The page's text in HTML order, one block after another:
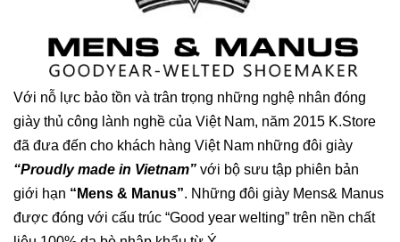
Với nỗ lực bảo tồn và trân trọng những nghệ nhân đóng
giày thủ công lành nghề của Việt Nam, năm 2015 K.Store
đã đưa đến cho khách hàng Việt Nam những đôi giày
“Proudly made in Vietnam” với bộ sưu tập phiên bản
giới hạn “Mens & Manus”. Những đôi giày Mens& Manus
được đóng với cấu trúc “Good year welting” trên nền chất